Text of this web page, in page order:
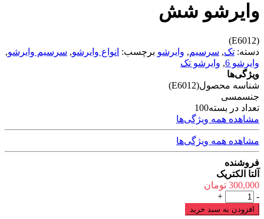
وایرشو شش
(E6012)
دسته: تک, سرسیم, وایرشو برچسب: انواع وایرشو, سرسیم وایرشو,
وایرشو 6
, وایرشو تک
ویژگی‌ها
شناسه محصول(E6012)
جنسمسی
تعداد در بسته100
مشاهده همه ویژگی‌ها
مشاهده همه ویژگی‌ها
فروشنده
آلتا الکتریک
300,000 تومان
وایرشو
شش
-
+
افزودن به سبد خرید